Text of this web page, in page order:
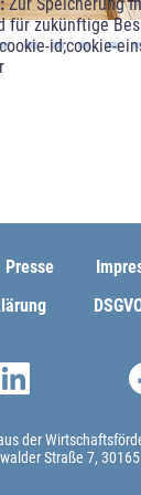
für zukünftige
id;cookie-
Presse
der
Straße 7